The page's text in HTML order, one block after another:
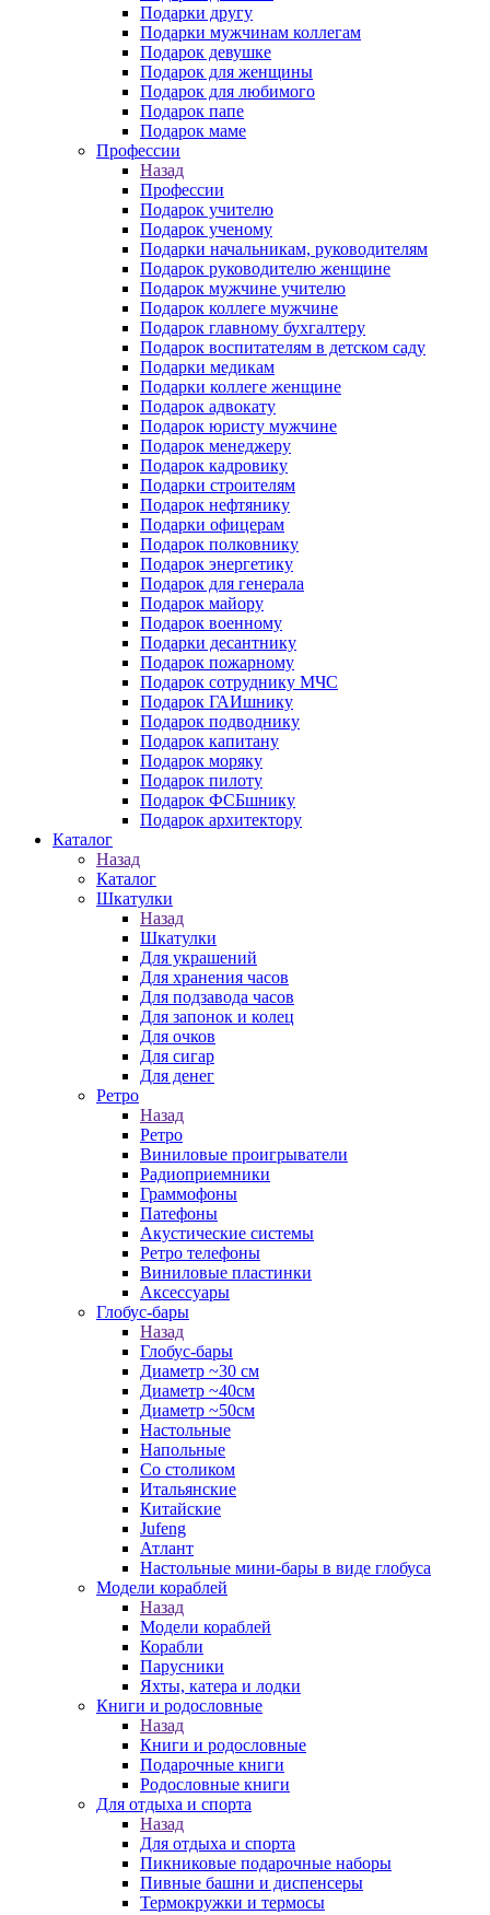
Подарки другу
Подарки мужчинам коллегам
Подарок девушке
Подарок для женщины
Подарок для любимого
Подарок папе
Подарок маме
Профессии
Назад
Профессии
Подарок учителю
Подарок ученому
Подарки начальникам, руководителям
Подарок руководителю женщине
Подарок мужчине учителю
Подарок коллеге мужчине
Подарок главному бухгалтеру
Подарок воспитателям в детском саду
Подарки медикам
Подарки коллеге женщине
Подарок адвокату
Подарок юристу мужчине
Подарок менеджеру
Подарок кадровику
Подарки строителям
Подарок нефтянику
Подарки офицерам
Подарок полковнику
Подарок энергетику
Подарок для генерала
Подарок майору
Подарок военному
Подарки десантнику
Подарок пожарному
Подарок сотруднику МЧС
Подарок ГАИшнику
Подарок подводнику
Подарок капитану
Подарок моряку
Подарок пилоту
Подарок ФСБшнику
Подарок архитектору
Каталог
Назад
Каталог
Шкатулки
Назад
Шкатулки
Для украшений
Для хранения часов
Для подзавода часов
Для запонок и колец
Для очков
Для сигар
Для денег
Ретро
Назад
Ретро
Виниловые проигрыватели
Радиоприемники
Граммофоны
Патефоны
Акустические системы
Ретро телефоны
Виниловые пластинки
Аксессуары
Глобус-бары
Назад
Глобус-бары
Диаметр ~30 см
Диаметр ~40см
Диаметр ~50см
Настольные
Напольные
Со столиком
Итальянские
Китайские
Jufeng
Атлант
Настольные мини-бары в виде глобуса
Модели кораблей
Назад
Модели кораблей
Корабли
Парусники
Яхты, катера и лодки
Книги и родословные
Назад
Книги и родословные
Подарочные книги
Родословные книги
Для отдыха и спорта
Назад
Для отдыха и спорта
Пикниковые подарочные наборы
Пивные башни и диспенсеры
Термокружки и термосы